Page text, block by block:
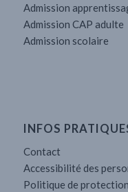
Admission
Admission CAP adulte
Admission scolaire
INFOS
Contact
Accessibilité des
Politique de